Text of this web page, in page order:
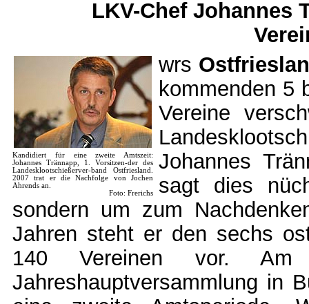
LKV-Chef Johannes
Kandidiert für eine zweite Amtszeit:
Johannes Trännapp, 1. Vorsitzen-der des
Landesklootschießerver-band Ostfriesland.
2007 trat er die Nachfolge von Jochen
Ahrends an.
Foto: Frerichs
wrs
kommenden 5
Vereine
Johannes
sagt dies
sondern um zum
Jahren steht er den sechs
140 Vereinen vor. Am
Jahreshauptversammlung in